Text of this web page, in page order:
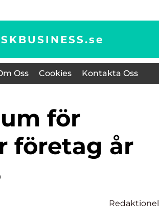
se
Oss Cookies Kontakta Oss
företag år
Redaktionel